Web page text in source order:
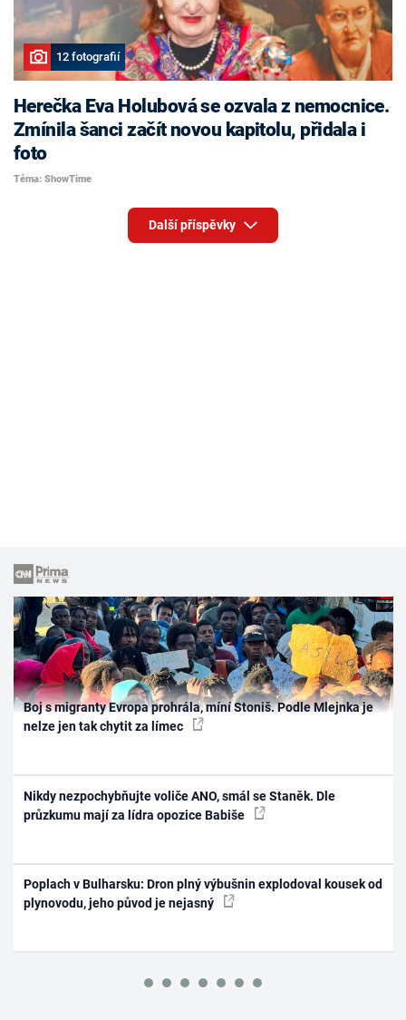
12 fotografií
Herečka Eva Holubová se ozvala z nemocnice.
Zmínila šanci začít novou kapitolu, přidala i
foto
Téma: ShowTime
Další příspěvky
Boj s migranty Evropa prohrála, míní Stoniš. Podle Mlejnka je
nelze jen tak chytit za límec
Nikdy nezpochybňujte voliče ANO, smál se Staněk. Dle
průzkumu mají za lídra opozice Babiše
Poplach v Bulharsku: Dron plný výbušnin explodoval kousek od
plynovodu, jeho původ je nejasný